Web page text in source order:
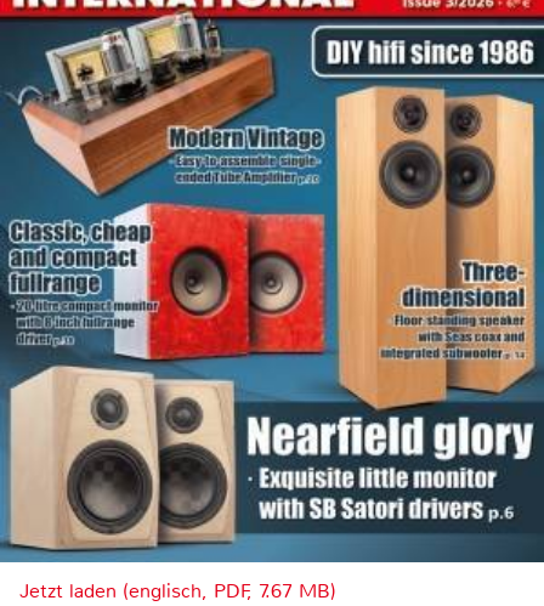
Jetzt laden (englisch, PDF, 7.67 MB)